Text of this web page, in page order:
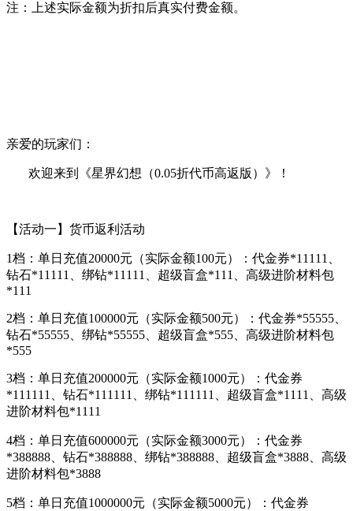
注：上述实际金额为折扣后真实付费金额。
亲爱的玩家们：
欢迎来到《星界幻想（0.05折代币高返版）》！
【活动一】货币返利活动
1档：单日充值20000元（实际金额100元）：代金券*11111、
钻石*11111、绑钻*11111、超级盲盒*111、高级进阶材料包
*111
2档：单日充值100000元（实际金额500元）：代金券*55555、
钻石*55555、绑钻*55555、超级盲盒*555、高级进阶材料包
*555
3档：单日充值200000元（实际金额1000元）：代金券
*111111、钻石*111111、绑钻*111111、超级盲盒*1111、高级
进阶材料包*1111
4档：单日充值600000元（实际金额3000元）：代金券
*388888、钻石*388888、绑钻*388888、超级盲盒*3888、高级
进阶材料包*3888
5档：单日充值1000000元（实际金额5000元）：代金券